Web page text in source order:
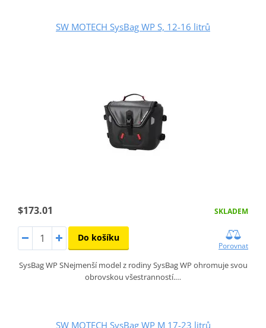
SW MOTECH SysBag WP S, 12-16 litrů
$173.01 SKLADEM
Do košíku
Porovnat
SysBag WP SNejmenší model z rodiny SysBag WP ohromuje svou
obrovskou všestranností.…
SW MOTECH SysBag WP M 17-23 litrů